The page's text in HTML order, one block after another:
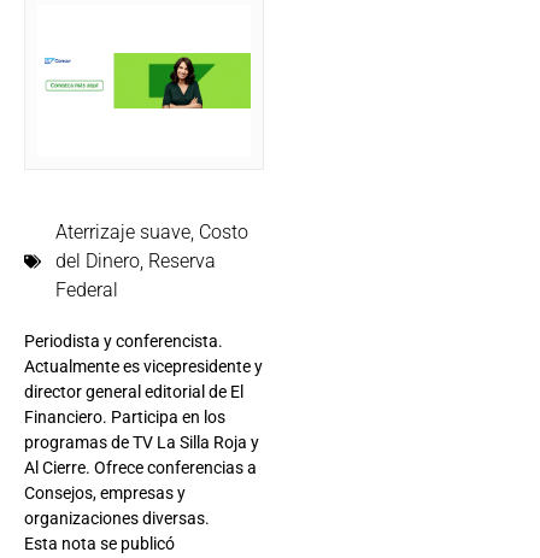
Aterrizaje suave, Costo
del Dinero, Reserva
Federal
Periodista y conferencista.
Actualmente es vicepresidente y
director general editorial de El
Financiero. Participa en los
programas de TV La Silla Roja y
Al Cierre. Ofrece conferencias a
Consejos, empresas y
organizaciones diversas.
Esta nota se publicó